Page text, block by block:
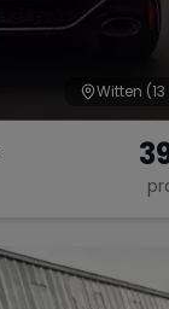
Witten